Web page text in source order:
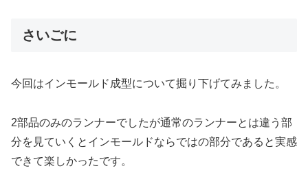
さいごに
今回はインモールド成型について掘り下げてみました。
2部品のみのランナーでしたが通常のランナーとは違う部
分を見ていくとインモールドならではの部分であると実感
できて楽しかったです。